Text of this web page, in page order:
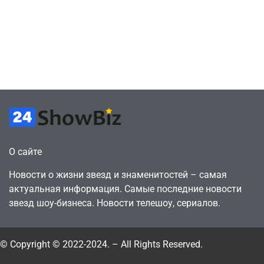
О сайте
Новости о жизни звезд и знаменитостей – самая
актуальная информация. Самые последние новости
звезд шоу-бизнеса. Новости телешоу, сериалов.
© Copyright © 2022-2024. – All Rights Reserved.